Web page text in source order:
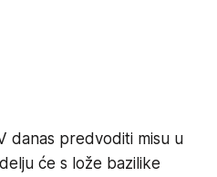
danas predvoditi misu u
će s lože bazilike